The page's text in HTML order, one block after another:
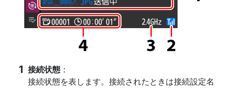
接続状態 ：
接続状態を表します。接続されたときは接続設定名